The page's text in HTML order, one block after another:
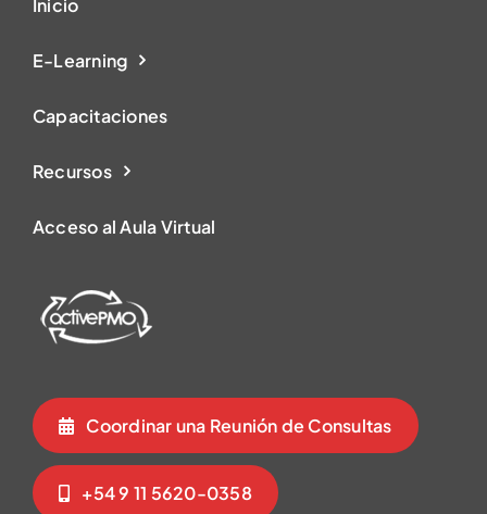
Inicio
E-Learning
Capacitaciones
Recursos
Acceso al Aula Virtual
Coordinar una Reunión de Consultas
+54 9 11 5620-0358